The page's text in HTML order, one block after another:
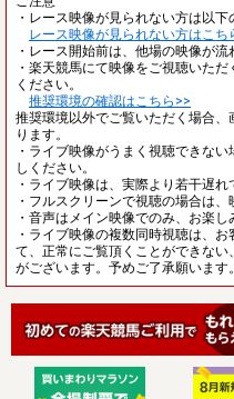
・レース映像が見られない方は以下
レース映像が見られない方はこち
・レース開始前は、他場の映像が流
・楽天競馬にて映像をご視聴いた
ください。
推奨環境の確認はこちら>>
推奨環境以外でご覧いただく場合
ります。
・ライブ映像がうまく視聴できな
しください。
・ライブ映像は、実際より若干遅れ
・フルスクリーンで視聴の場合は
・音声はメイン映像でのみ、お楽し
・ライブ映像の複数同時視聴は、
て、正常にご覧頂くことができな
がございます。予めご了承願います。